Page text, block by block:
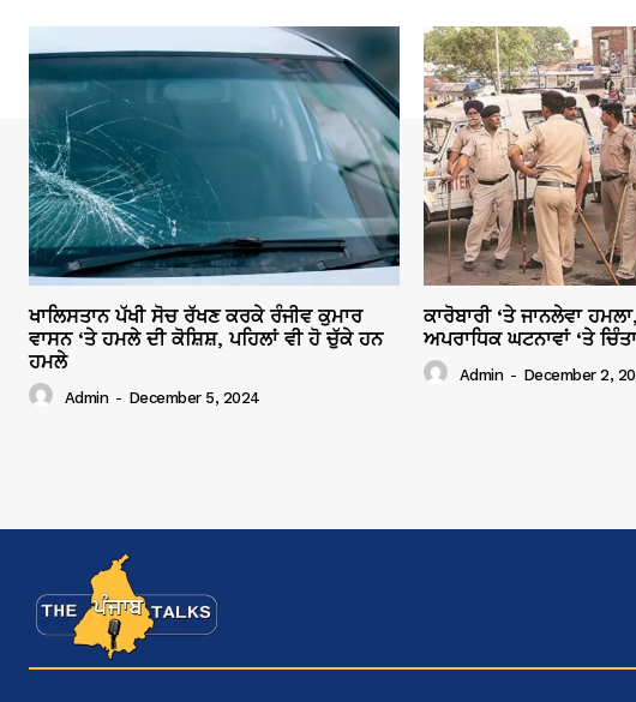
ਖਾਲਿਸਤਾਨ ਪੱਖੀ ਸੋਚ ਰੱਖਣ ਕਰਕੇ ਰੰਜੀਵ ਕੁਮਾਰ
ਵਾਸਨ ‘ਤੇ ਹਮਲੇ ਦੀ ਕੋਸ਼ਿਸ਼, ਪਹਿਲਾਂ ਵੀ ਹੋ ਚੁੱਕੇ ਹਨ
ਹਮਲੇ
Admin - December 5, 2024
ਕਾਰੋਬਾਰੀ ‘ਤੇ ਜਾਨਲੇਵਾ
ਅਪਰਾਧਿਕ ਘਟਨਾਵਾਂ ‘ਤੇ
Admin - December 2,